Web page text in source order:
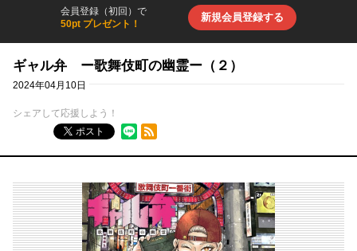
会員登録（初回）で
50pt プレゼント！
新規会員登録する
ギャル弁 ー歌舞伎町の幽霊ー（２）
2024年04月10日
シェアして応援しよう！
ポスト
RSSフィード